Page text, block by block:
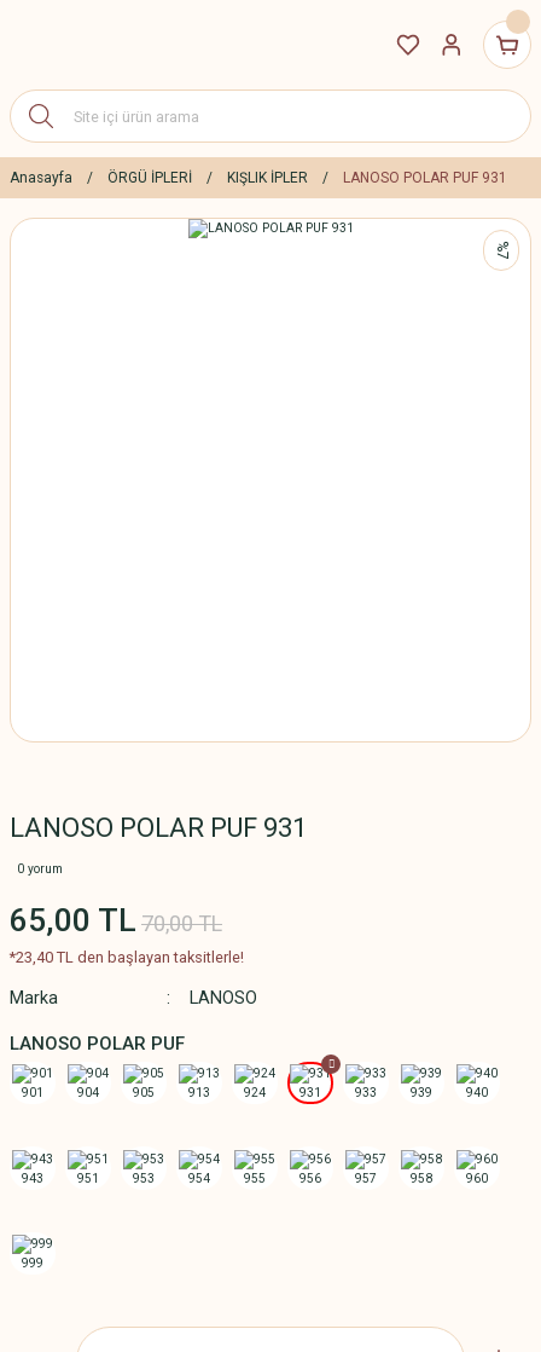
Anasayfa ÖRGÜ İPLERİ KIŞLIK İPLER LANOSO POLAR PUF 931
%7
LANOSO POLAR PUF 931
0 yorum
65,00 TL 70,00 TL
*23,40 TL den başlayan taksitlerle!
Marka LANOSO
LANOSO POLAR PUF